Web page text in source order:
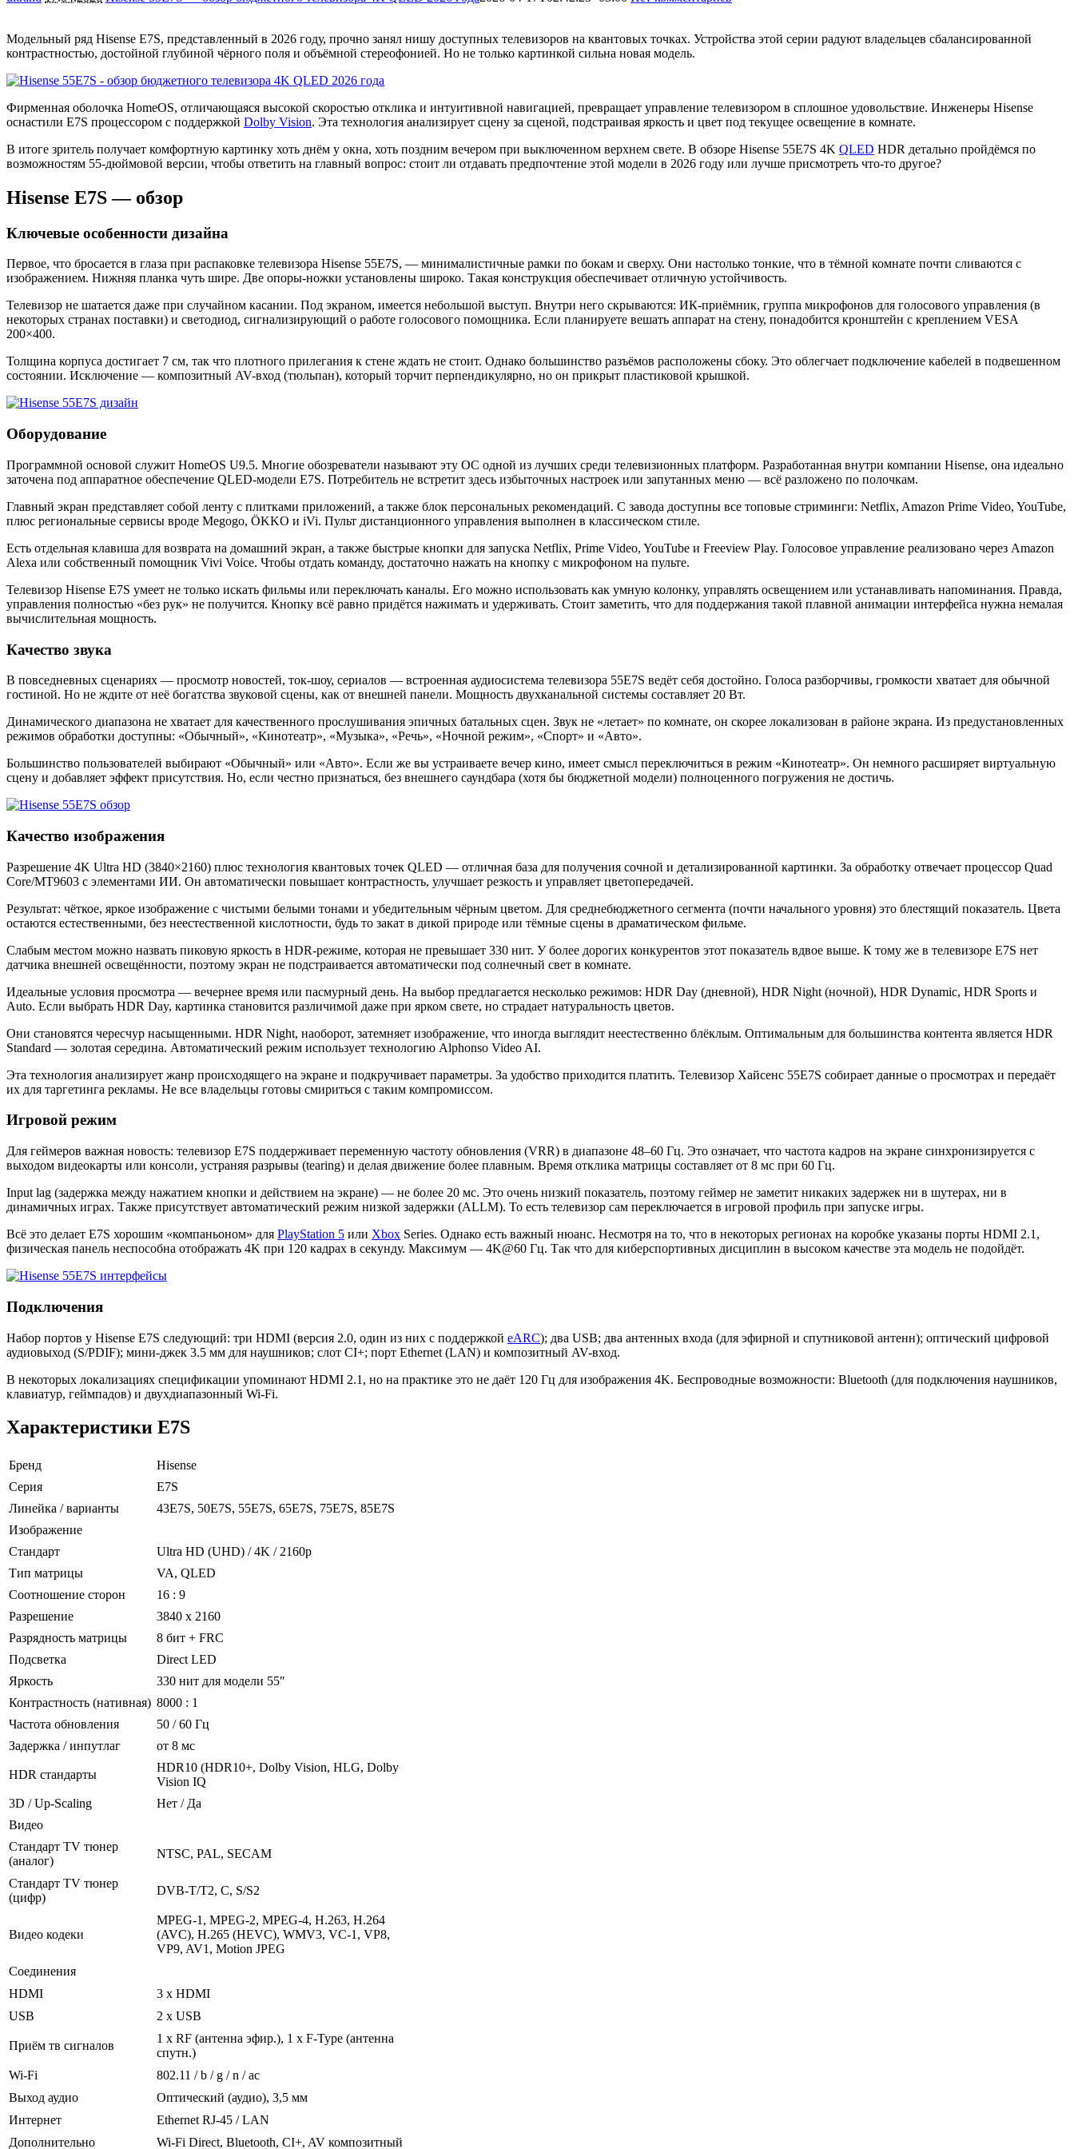
Модельный ряд Hisense E7S, представленный в 2026 году, прочно занял нишу доступных телевизоров на квантовых точках. Устройства этой серии радуют владельцев сбалансированной
контрастностью, достойной глубиной чёрного поля и объёмной стереофонией. Но не только картинкой сильна новая модель.
Фирменная оболочка HomeOS, отличающаяся высокой скоростью отклика и интуитивной навигацией, превращает управление телевизором в сплошное удовольствие. Инженеры Hisense
оснастили E7S процессором с поддержкой Dolby Vision. Эта технология анализирует сцену за сценой, подстраивая яркость и цвет под текущее освещение в комнате.
В итоге зритель получает комфортную картинку хоть днём у окна, хоть поздним вечером при выключенном верхнем свете. В обзоре Hisense 55E7S 4K QLED HDR детально пройдёмся по
возможностям 55-дюймовой версии, чтобы ответить на главный вопрос: стоит ли отдавать предпочтение этой модели в 2026 году или лучше присмотреть что-то другое?
Hisense E7S — обзор
Ключевые особенности дизайна
Первое, что бросается в глаза при распаковке телевизора Hisense 55E7S, — минималистичные рамки по бокам и сверху. Они настолько тонкие, что в тёмной комнате почти сливаются с
изображением. Нижняя планка чуть шире. Две опоры-ножки установлены широко. Такая конструкция обеспечивает отличную устойчивость.
Телевизор не шатается даже при случайном касании. Под экраном, имеется небольшой выступ. Внутри него скрываются: ИК-приёмник, группа микрофонов для голосового управления (в
некоторых странах поставки) и светодиод, сигнализирующий о работе голосового помощника. Если планируете вешать аппарат на стену, понадобится кронштейн с креплением VESA
200×400.
Толщина корпуса достигает 7 см, так что плотного прилегания к стене ждать не стоит. Однако большинство разъёмов расположены сбоку. Это облегчает подключение кабелей в подвешенном
состоянии. Исключение — композитный AV-вход (тюльпан), который торчит перпендикулярно, но он прикрыт пластиковой крышкой.
Оборудование
Программной основой служит HomeOS U9.5. Многие обозреватели называют эту ОС одной из лучших среди телевизионных платформ. Разработанная внутри компании Hisense, она идеально
заточена под аппаратное обеспечение QLED-модели E7S. Потребитель не встретит здесь избыточных настроек или запутанных меню — всё разложено по полочкам.
Главный экран представляет собой ленту с плитками приложений, а также блок персональных рекомендаций. С завода доступны все топовые стриминги: Netflix, Amazon Prime Video, YouTube,
плюс региональные сервисы вроде Megogo, ÖKKO и iVi. Пульт дистанционного управления выполнен в классическом стиле.
Есть отдельная клавиша для возврата на домашний экран, а также быстрые кнопки для запуска Netflix, Prime Video, YouTube и Freeview Play. Голосовое управление реализовано через Amazon
Alexa или собственный помощник Vivi Voice. Чтобы отдать команду, достаточно нажать на кнопку с микрофоном на пульте.
Телевизор Hisense E7S умеет не только искать фильмы или переключать каналы. Его можно использовать как умную колонку, управлять освещением или устанавливать напоминания. Правда,
управления полностью «без рук» не получится. Кнопку всё равно придётся нажимать и удерживать. Стоит заметить, что для поддержания такой плавной анимации интерфейса нужна немалая
вычислительная мощность.
Качество звука
В повседневных сценариях — просмотр новостей, ток-шоу, сериалов — встроенная аудиосистема телевизора 55E7S ведёт себя достойно. Голоса разборчивы, громкости хватает для обычной
гостиной. Но не ждите от неё богатства звуковой сцены, как от внешней панели. Мощность двухканальной системы составляет 20 Вт.
Динамического диапазона не хватает для качественного прослушивания эпичных батальных сцен. Звук не «летает» по комнате, он скорее локализован в районе экрана. Из предустановленных
режимов обработки доступны: «Обычный», «Кинотеатр», «Музыка», «Речь», «Ночной режим», «Спорт» и «Авто».
Большинство пользователей выбирают «Обычный» или «Авто». Если же вы устраиваете вечер кино, имеет смысл переключиться в режим «Кинотеатр». Он немного расширяет виртуальную
сцену и добавляет эффект присутствия. Но, если честно признаться, без внешнего саундбара (хотя бы бюджетной модели) полноценного погружения не достичь.
Качество изображения
Разрешение 4K Ultra HD (3840×2160) плюс технология квантовых точек QLED — отличная база для получения сочной и детализированной картинки. За обработку отвечает процессор Quad
Core/MT9603 с элементами ИИ. Он автоматически повышает контрастность, улучшает резкость и управляет цветопередачей.
Результат: чёткое, яркое изображение с чистыми белыми тонами и убедительным чёрным цветом. Для среднебюджетного сегмента (почти начального уровня) это блестящий показатель. Цвета
остаются естественными, без неестественной кислотности, будь то закат в дикой природе или тёмные сцены в драматическом фильме.
Слабым местом можно назвать пиковую яркость в HDR-режиме, которая не превышает 330 нит. У более дорогих конкурентов этот показатель вдвое выше. К тому же в телевизоре E7S нет
датчика внешней освещённости, поэтому экран не подстраивается автоматически под солнечный свет в комнате.
Идеальные условия просмотра — вечернее время или пасмурный день. На выбор предлагается несколько режимов: HDR Day (дневной), HDR Night (ночной), HDR Dynamic, HDR Sports и
Auto. Если выбрать HDR Day, картинка становится различимой даже при ярком свете, но страдает натуральность цветов.
Они становятся чересчур насыщенными. HDR Night, наоборот, затемняет изображение, что иногда выглядит неестественно блёклым. Оптимальным для большинства контента является HDR
Standard — золотая середина. Автоматический режим использует технологию Alphonso Video AI.
Эта технология анализирует жанр происходящего на экране и подкручивает параметры. За удобство приходится платить. Телевизор Хайсенс 55E7S собирает данные о просмотрах и передаёт
их для таргетинга рекламы. Не все владельцы готовы смириться с таким компромиссом.
Игровой режим
Для геймеров важная новость: телевизор E7S поддерживает переменную частоту обновления (VRR) в диапазоне 48–60 Гц. Это означает, что частота кадров на экране синхронизируется с
выходом видеокарты или консоли, устраняя разрывы (tearing) и делая движение более плавным. Время отклика матрицы составляет от 8 мс при 60 Гц.
Input lag (задержка между нажатием кнопки и действием на экране) — не более 20 мс. Это очень низкий показатель, поэтому геймер не заметит никаких задержек ни в шутерах, ни в
динамичных играх. Также присутствует автоматический режим низкой задержки (ALLM). То есть телевизор сам переключается в игровой профиль при запуске игры.
Всё это делает E7S хорошим «компаньоном» для PlayStation 5 или Xbox Series. Однако есть важный нюанс. Несмотря на то, что в некоторых регионах на коробке указаны порты HDMI 2.1,
физическая панель неспособна отображать 4K при 120 кадрах в секунду. Максимум — 4K@60 Гц. Так что для киберспортивных дисциплин в высоком качестве эта модель не подойдёт.
Подключения
Набор портов у Hisense E7S следующий: три HDMI (версия 2.0, один из них с поддержкой eARC); два USB; два антенных входа (для эфирной и спутниковой антенн); оптический цифровой
аудиовыход (S/PDIF); мини-джек 3.5 мм для наушников; слот CI+; порт Ethernet (LAN) и композитный AV-вход.
В некоторых локализациях спецификации упоминают HDMI 2.1, но на практике это не даёт 120 Гц для изображения 4K. Беспроводные возможности: Bluetooth (для подключения наушников,
клавиатур, геймпадов) и двухдиапазонный Wi-Fi.
Характеристики E7S
Бренд
Hisense
Серия
E7S
Линейка / варианты
43E7S, 50E7S, 55E7S, 65E7S, 75E7S, 85E7S
Изображение
Стандарт
Ultra HD (UHD) / 4K / 2160p
Тип матрицы
VA, QLED
Соотношение сторон
16 : 9
Разрешение
3840 x 2160
Разрядность матрицы
8 бит + FRC
Подсветка
Direct LED
Яркость
330 нит для модели 55″
Контрастность (нативная) 8000 : 1
Частота обновления
50 / 60 Гц
Задержка / инпутлаг
от 8 мс
HDR стандарты
HDR10 (HDR10+, Dolby Vision, HLG, Dolby
Vision IQ
3D / Up-Scaling
Нет / Да
Видео
Стандарт TV тюнер
(аналог)
NTSC, PAL, SECAM
Стандарт TV тюнер
(цифр)
DVB-T/T2, C, S/S2
Видео кодеки
MPEG-1, MPEG-2, MPEG-4, H.263, H.264
(AVC), H.265 (HEVC), WMV3, VC-1, VP8,
VP9, AV1, Motion JPEG
Соединения
HDMI
3 x HDMI
USB
2 x USB
Приём тв сигналов
1 x RF (антенна эфир.), 1 х F-Type (антенна
спутн.)
Wi-Fi
802.11 / b / g / n / ac
Выход аудио
Оптический (аудио), 3,5 мм
Интернет
Ethernet RJ-45 / LAN
Дополнительно
Wi-Fi Direct, Bluetooth, CI+, AV композитный